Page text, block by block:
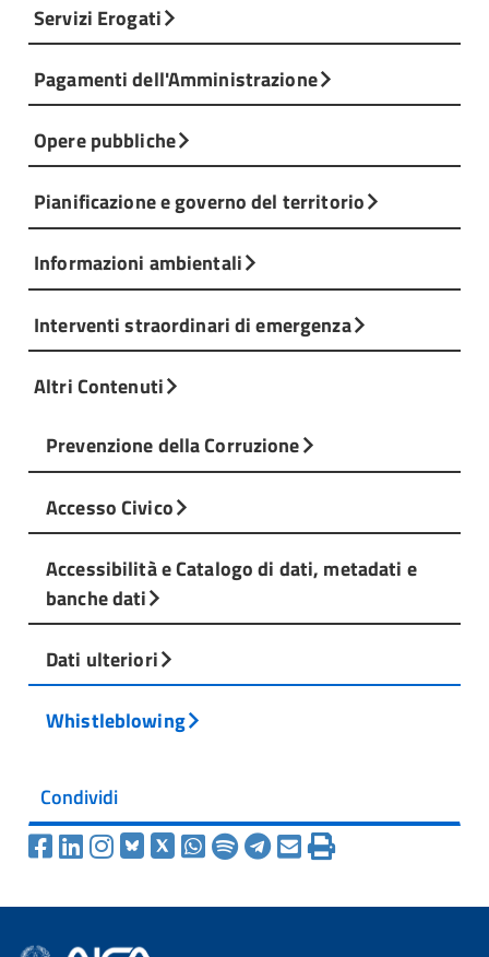
Servizi Erogati
Pagamenti dell'Amministrazione
Opere pubbliche
Pianificazione e governo del territorio
Informazioni ambientali
Interventi straordinari di emergenza
Altri Contenuti
Prevenzione della Corruzione
Accesso Civico
Accessibilità e Catalogo di dati, metadati e
banche dati
Dati ulteriori
Whistleblowing
Condividi